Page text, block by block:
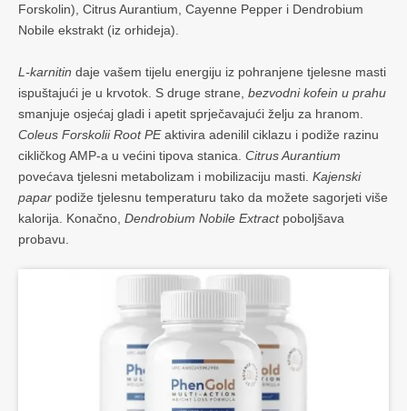
Forskolin), Citrus Aurantium, Cayenne Pepper i Dendrobium
Nobile ekstrakt (iz orhideja).
L-karnitin daje vašem tijelu energiju iz pohranjene tjelesne masti
ispuštajući je u krvotok. S druge strane, bezvodni kofein u prahu
smanjuje osjećaj gladi i apetit sprječavajući želju za hranom.
Coleus Forskolii Root PEaktivira adenilil ciklazu i podiže razinu
cikličkog AMP-a u većini tipova stanica. Citrus Aurantium
povećava tjelesni metabolizam i mobilizaciju masti. Kajenski
papar podiže tjelesnu temperaturu tako da možete sagorjeti više
kalorija. Konačno, Dendrobium Nobile Extractpoboljšava
probavu.